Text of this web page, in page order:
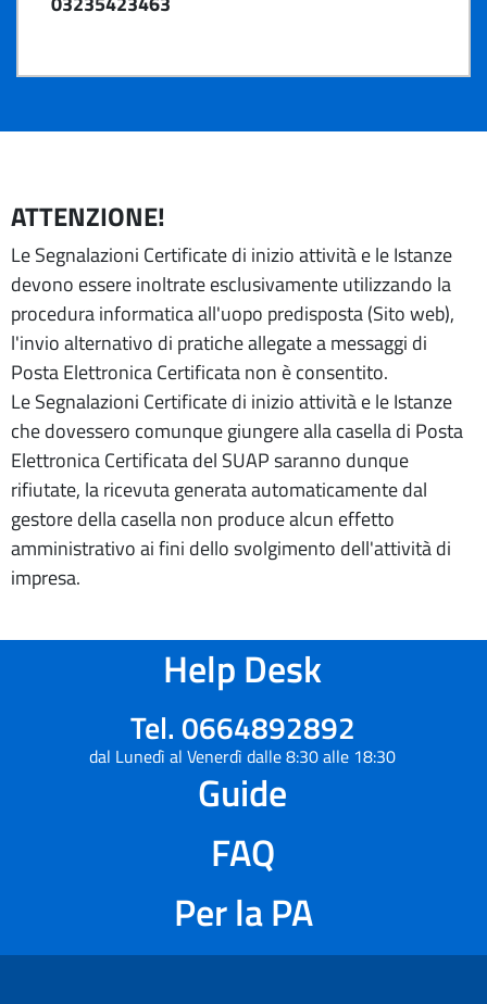
ATTENZIONE!
Le Segnalazioni Certificate di inizio attività e le Istanze
devono essere inoltrate esclusivamente utilizzando la
procedura informatica all'uopo predisposta (Sito web),
l'invio alternativo di pratiche allegate a messaggi di
Posta Elettronica Certificata non è consentito.
Le Segnalazioni Certificate di inizio attività e le Istanze
che dovessero comunque giungere alla casella di Posta
Elettronica Certificata del SUAP saranno dunque
rifiutate, la ricevuta generata automaticamente dal
gestore della casella non produce alcun effetto
amministrativo ai fini dello svolgimento dell'attività di
impresa.
Help Desk
Tel. 0664892892
dal Lunedì al Venerdì dalle 8:30 alle 18:30
Guide
FAQ
Per la PA